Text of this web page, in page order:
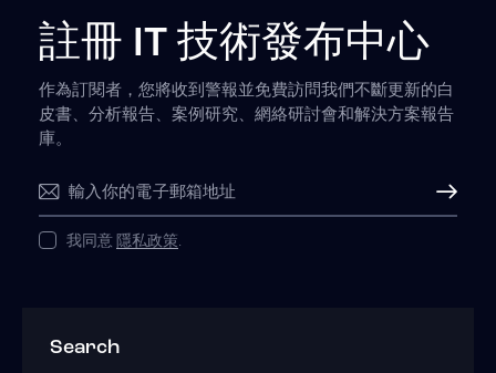
註冊 IT 技術發布中心
作為訂閱者，您將收到警報並免費訪問我們不斷更新的白
皮書、分析報告、案例研究、網絡研討會和解決方案報告
庫。
Subscribe
我同意隱私政策.
Search